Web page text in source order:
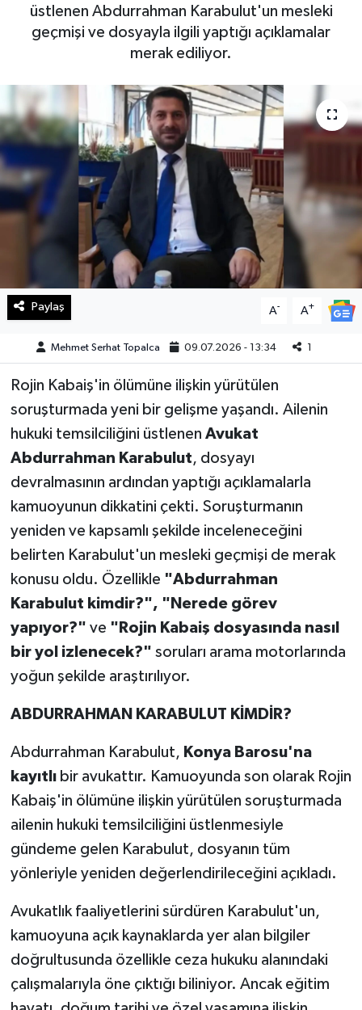
üstlenen Abdurrahman Karabulut'un mesleki
geçmişi ve dosyayla ilgili yaptığı açıklamalar
merak ediliyor.
Paylaş A- A+
Mehmet Serhat Topalca 09.07.2026 - 13:34 1
Rojin Kabaiş'in ölümüne ilişkin yürütülen
soruşturmada yeni bir gelişme yaşandı. Ailenin
hukuki temsilciliğini üstlenen Avukat
Abdurrahman Karabulut, dosyayı
devralmasının ardından yaptığı açıklamalarla
kamuoyunun dikkatini çekti. Soruşturmanın
yeniden ve kapsamlı şekilde inceleneceğini
belirten Karabulut'un mesleki geçmişi de merak
konusu oldu. Özellikle "Abdurrahman
Karabulut kimdir?", "Nerede görev
yapıyor?" ve "Rojin Kabaiş dosyasında nasıl
bir yol izlenecek?" soruları arama motorlarında
yoğun şekilde araştırılıyor.
ABDURRAHMAN KARABULUT KİMDİR?
Abdurrahman Karabulut, Konya Barosu'na
kayıtlıbir avukattır. Kamuoyunda son olarak Rojin
Kabaiş'in ölümüne ilişkin yürütülen soruşturmada
ailenin hukuki temsilciliğini üstlenmesiyle
gündeme gelen Karabulut, dosyanın tüm
yönleriyle yeniden değerlendirileceğini açıkladı.
Avukatlık faaliyetlerini sürdüren Karabulut'un,
kamuoyuna açık kaynaklarda yer alan bilgiler
doğrultusunda özellikle ceza hukuku alanındaki
çalışmalarıyla öne çıktığı biliniyor. Ancak eğitim
Haberde İnsan
Magazin
Manşet Altı
Manşetler
Resmi İlan
Spor
Yaşam
KAHRAMANMARAŞ